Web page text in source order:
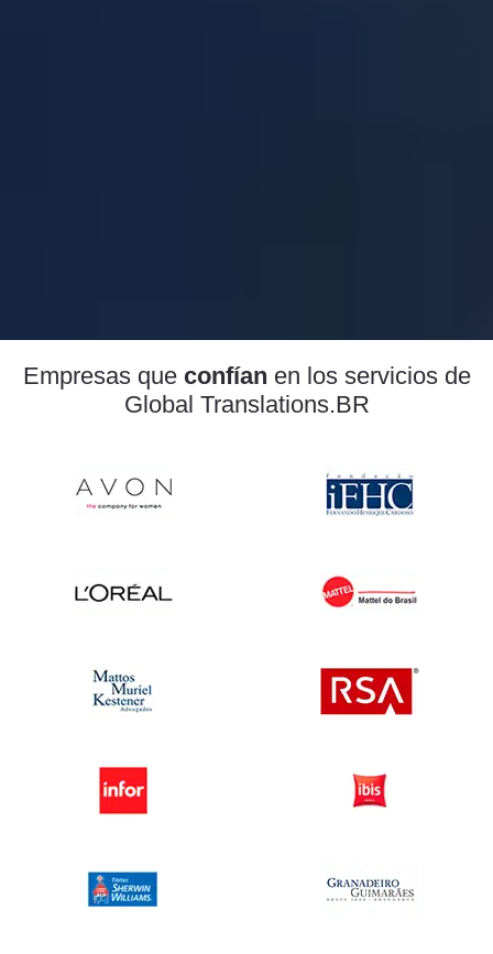
Empresas que confían en los servicios de
Global Translations.BR